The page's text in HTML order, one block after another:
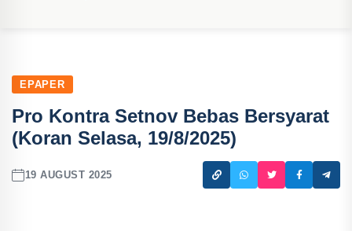
EPAPER
Pro Kontra Setnov Bebas Bersyarat
(Koran Selasa, 19/8/2025)
19 AUGUST 2025